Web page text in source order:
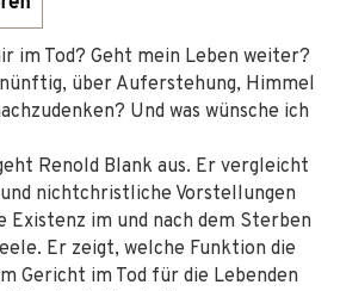
im Tod? Geht mein Leben weiter?
über Auferstehung, Himmel
Und was wünsche ich
Renold Blank aus. Er vergleicht
nichtchristliche Vorstellungen
Existenz im und nach dem Sterben
Er zeigt, welche Funktion die
Gericht im Tod für die Lebenden